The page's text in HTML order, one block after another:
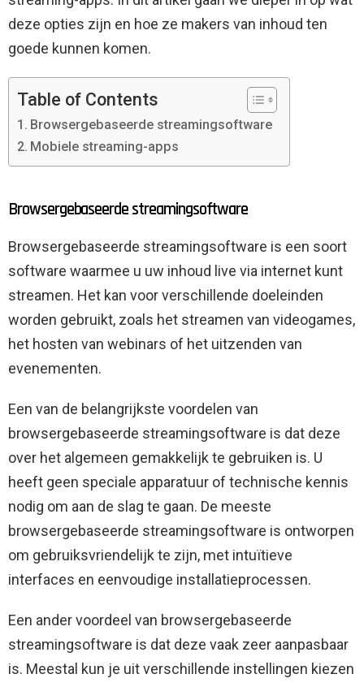
deze opties zijn en hoe ze makers van inhoud ten
goede kunnen komen.
Table of Contents
Browsergebaseerde streamingsoftware
Mobiele streaming-apps
Browsergebaseerde streamingsoftware
Browsergebaseerde streamingsoftware is een soort
software waarmee u uw inhoud live via internet kunt
streamen. Het kan voor verschillende doeleinden
worden gebruikt, zoals het streamen van videogames,
het hosten van webinars of het uitzenden van
evenementen.
Een van de belangrijkste voordelen van
browsergebaseerde streamingsoftware is dat deze
over het algemeen gemakkelijk te gebruiken is. U
heeft geen speciale apparatuur of technische kennis
nodig om aan de slag te gaan. De meeste
browsergebaseerde streamingsoftware is ontworpen
om gebruiksvriendelijk te zijn, met intuïtieve
interfaces en eenvoudige installatieprocessen.
Een ander voordeel van browsergebaseerde
streamingsoftware is dat deze vaak zeer aanpasbaar
is. Meestal kun je uit verschillende instellingen kiezen